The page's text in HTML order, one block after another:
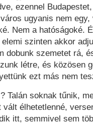
ezennel
ugyanis nem
Nem a hatóságoké.
elemi szinten akkor
dobunk szemetet rá,
létre, és közösen
ezt más nem
Talán soknak tűnik,
vált élhetetlenné,
itt, semmivel sem